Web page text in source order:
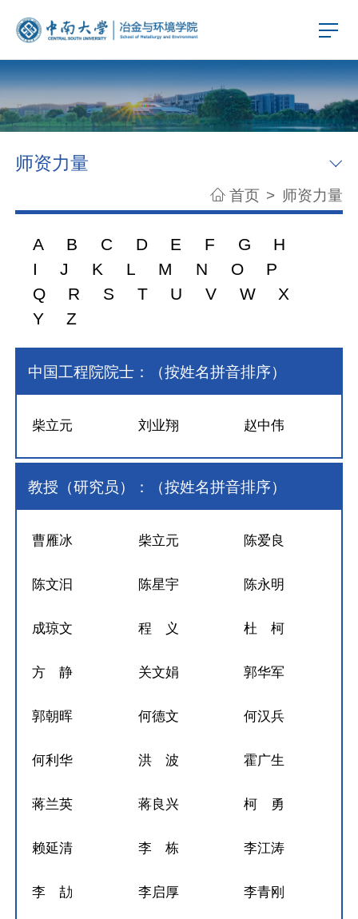
师资力量
首页 > 师资力量
A B C D E F G
H
I
J K L M N O
P
Q
R S T U V W
X
Y
Z
中国工程院院士：（按姓名拼音排序）
柴立元 刘业翔 赵中伟
教授（研究员）：（按姓名拼音排序）
曹雁冰 柴立元 陈爱良
陈文汩 陈星宇 陈永明
成琼文 程 义 杜 柯
方 静 关文娟 郭华军
郭朝晖 何德文 何汉兵
何利华 洪 波 霍广生
蒋兰英 蒋良兴 柯 勇
赖延清 李 栋 李江涛
李 劼 李启厚 李青刚